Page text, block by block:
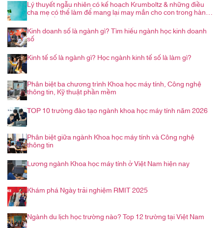
Lý thuyết ngẫu nhiên có kế hoạch Krumboltz & những điều
cha mẹ có thể làm để mang lại may mắn cho con trong hành
trình nghề nghiệp
Kinh doanh số là ngành gì? Tìm hiểu ngành học kinh doanh
số
Kinh tế số là ngành gì? Học ngành kinh tế số là làm gì?
Phân biệt ba chương trình Khoa học máy tính, Công nghệ
thông tin, Kỹ thuật phần mềm
TOP 10 trường đào tạo ngành khoa học máy tính năm 2026
Phân biệt giữa ngành Khoa học máy tính và Công nghệ
thông tin
Lương ngành Khoa học máy tính ở Việt Nam hiện nay
Khám phá Ngày trải nghiệm RMIT 2025
Ngành du lịch học trường nào? Top 12 trường tại Việt Nam